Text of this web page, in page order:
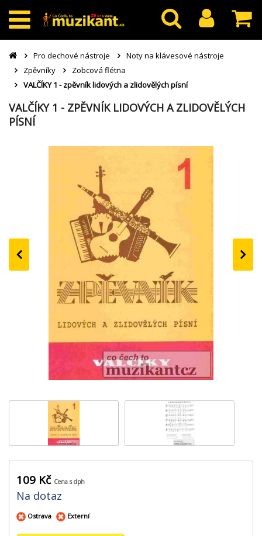
Pro dechové nástroje
Noty na klávesové nástroje
Zpěvníky
Zobcová flétna
VALČÍKY 1 - zpěvník lidových a zlidovělých písní
VALČÍKY 1 - ZPĚVNÍK LIDOVÝCH A ZLIDOVĚLÝCH
PÍSNÍ
109 Kč Cena s dph
Na dotaz
Ostrava Externí